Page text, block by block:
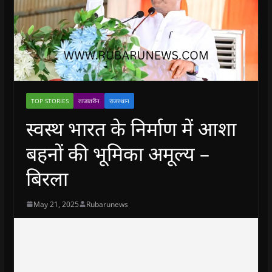
TOP STORIES ताजातरीन राजस्थान
स्वस्थ भारत के निर्माण में आशा
बहनों की भूमिका अमूल्य –
बिरला
May 21, 2025 Rubarunews